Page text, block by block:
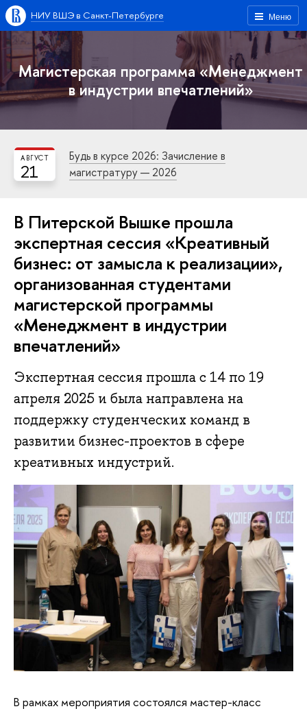
Меню
НИУ ВШЭ в Санкт-Петербурге
Магистерская программа «Менеджмент
в индустрии впечатлений»
21
АВГУСТ
Будь в курсе 2026: Зачисление в
магистратуру — 2026
В Питерской Вышке прошла
экспертная сессия «Креативный
бизнес: от замысла к реализации»,
организованная студентами
магистерской программы
«Менеджмент в индустрии
впечатлений»
Экспертная сессия прошла с 14 по 19
апреля 2025 и была направлена на
поддержку студенческих команд в
развитии бизнес-проектов в сфере
креативных индустрий.
В рамках мероприятия состоялся мастер-класс